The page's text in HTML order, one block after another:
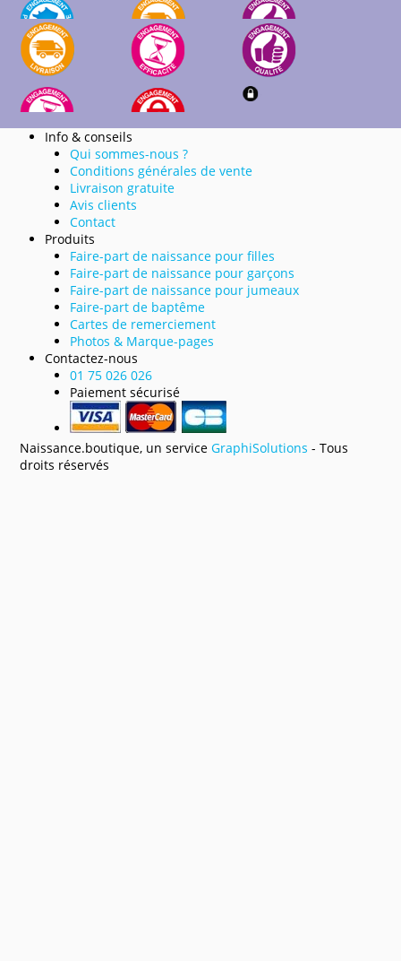
Info & conseils
Qui sommes-nous ?
Conditions générales de vente
Livraison gratuite
Avis clients
Contact
Produits
Faire-part de naissance pour filles
Faire-part de naissance pour garçons
Faire-part de naissance pour jumeaux
Faire-part de baptême
Cartes de remerciement
Photos & Marque-pages
Contactez-nous
01 75 026 026
Paiement sécurisé
Naissance.boutique, un serviceGraphiSolutions - Tous
droits réservés